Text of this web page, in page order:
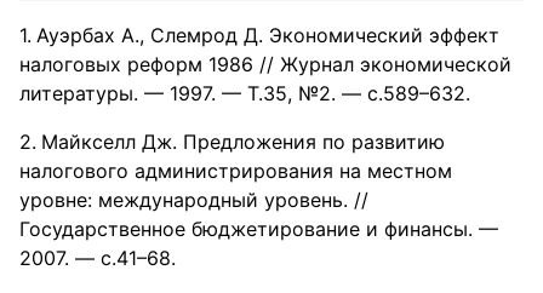
Ауэрбах А., Слемрод Д. Экономический эффект
налоговых реформ 1986 // Журнал экономической
литературы. — 1997. — Т.35, №2. — с.589–632.
Майкселл Дж. Предложения по развитию
налогового администрирования на местном
уровне: международный уровень. //
Государственное бюджетирование и финансы. —
2007. — с.41–68.